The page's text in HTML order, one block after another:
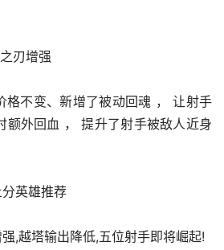
刃增强
格不变、新增了被动回魂 ， 让射手
额外回血 ， 提升了射手被敌人近身
英雄推荐